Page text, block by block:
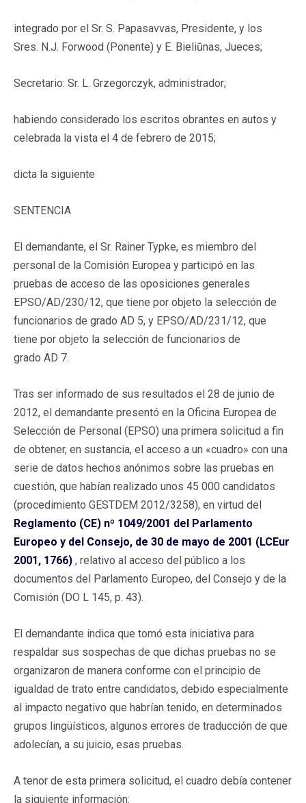
integrado por el Sr. S. Papasavvas, Presidente, y los
Sres. N.J. Forwood (Ponente) y E. Bieliūnas, Jueces;
Secretario: Sr. L. Grzegorczyk, administrador;
habiendo considerado los escritos obrantes en autos y
celebrada la vista el 4 de febrero de 2015;
dicta la siguiente
SENTENCIA
El demandante, el Sr. Rainer Typke, es miembro del
personal de la Comisión Europea y participó en las
pruebas de acceso de las oposiciones generales
EPSO/AD/230/12, que tiene por objeto la selección de
funcionarios de grado AD 5, y EPSO/AD/231/12, que
tiene por objeto la selección de funcionarios de
grado AD 7.
Tras ser informado de sus resultados el 28 de junio de
2012, el demandante presentó en la Oficina Europea de
Selección de Personal (EPSO) una primera solicitud a fin
de obtener, en sustancia, el acceso a un «cuadro» con una
serie de datos hechos anónimos sobre las pruebas en
cuestión, que habían realizado unos 45 000 candidatos
(procedimiento GESTDEM 2012/3258), en virtud del
Reglamento (CE) nº 1049/2001 del Parlamento
Europeo y del Consejo, de 30 de mayo de 2001 (LCEur
2001, 1766) , relativo al acceso del público a los
documentos del Parlamento Europeo, del Consejo y de la
Comisión (DO L 145, p. 43).
El demandante indica que tomó esta iniciativa para
respaldar sus sospechas de que dichas pruebas no se
organizaron de manera conforme con el principio de
igualdad de trato entre candidatos, debido especialmente
al impacto negativo que habrían tenido, en determinados
grupos lingüísticos, algunos errores de traducción de que
adolecían, a su juicio, esas pruebas.
A tenor de esta primera solicitud, el cuadro debía contener
la siguiente información: